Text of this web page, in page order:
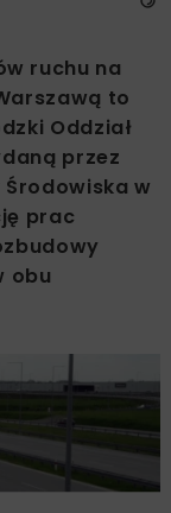
ruchu na
to
Oddział
przez
w
prac
obu